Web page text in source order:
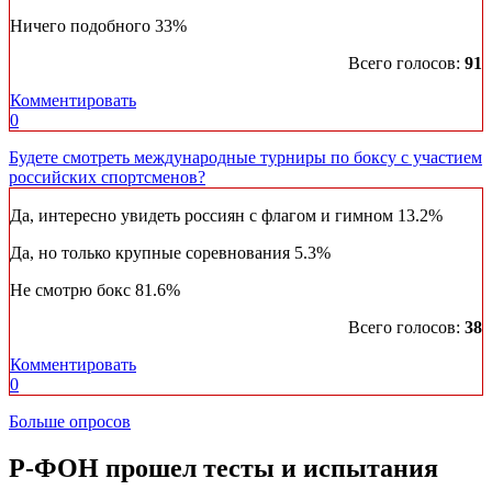
Ничего подобного 33%
Всего голосов: 91
Комментировать
0
Будете смотреть международные турниры по боксу с участием
российских спортсменов?
Да, интересно увидеть россиян с флагом и гимном 13.2%
Да, но только крупные соревнования 5.3%
Не смотрю бокс 81.6%
Всего голосов: 38
Комментировать
0
Больше опросов
​Р-ФОН прошел тесты и испытания